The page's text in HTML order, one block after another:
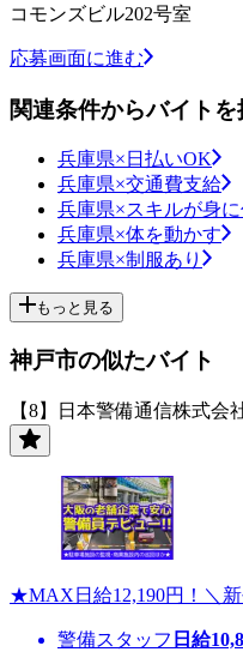
コモンズビル202号室
応募画面に進む
関連条件からバイトを
兵庫県×日払いOK
兵庫県×交通費支給
兵庫県×スキルが身に
兵庫県×体を動かす
兵庫県×制服あり
もっと見る
神戸市の似たバイト
【8】日本警備通信株式会
★MAX日給12,190円！＼
警備スタッフ 日給